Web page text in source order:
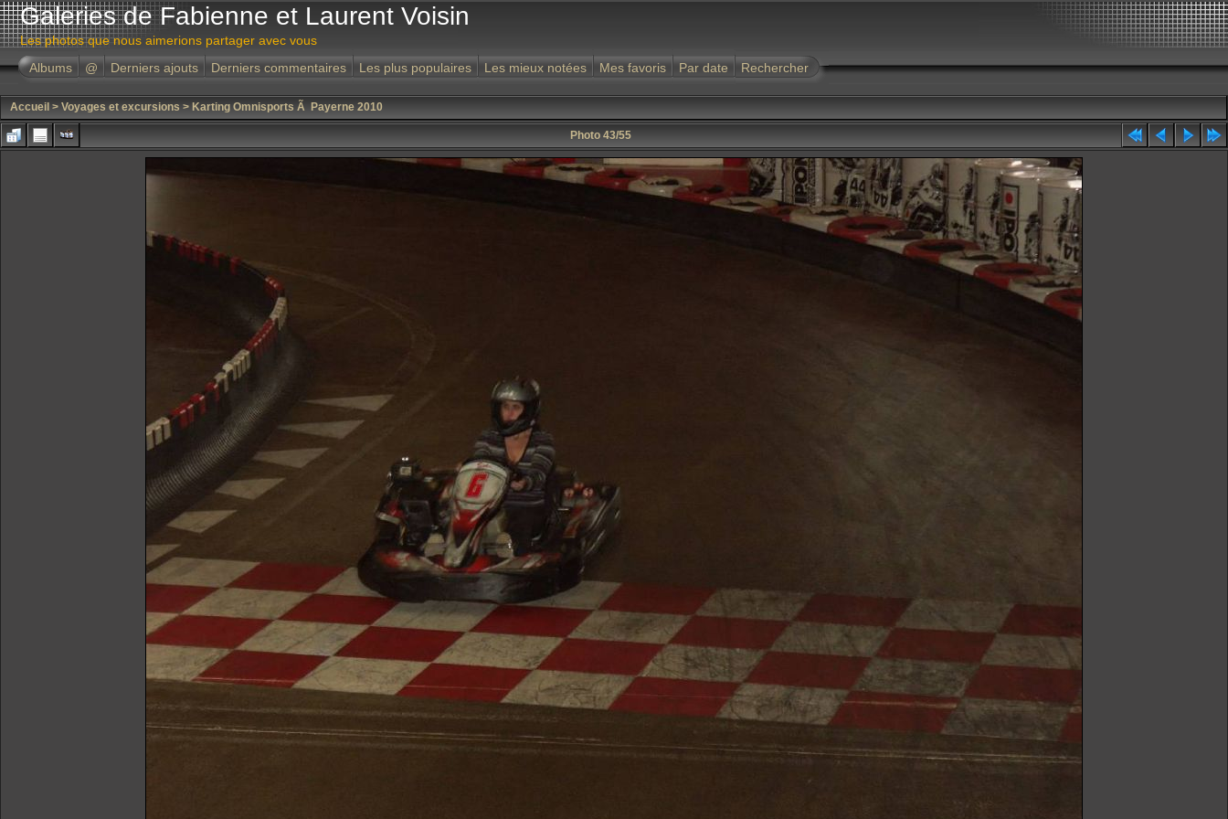
Galeries de Fabienne et Laurent Voisin
Les photos que nous aimerions partager avec vous
Albums
@ Derniers ajouts Derniers commentaires Les plus populaires Les mieux notées Mes favoris Par date Rechercher
Accueil > Voyages et excursions > Karting Omnisports Ã Payerne 2010
Photo 43/55